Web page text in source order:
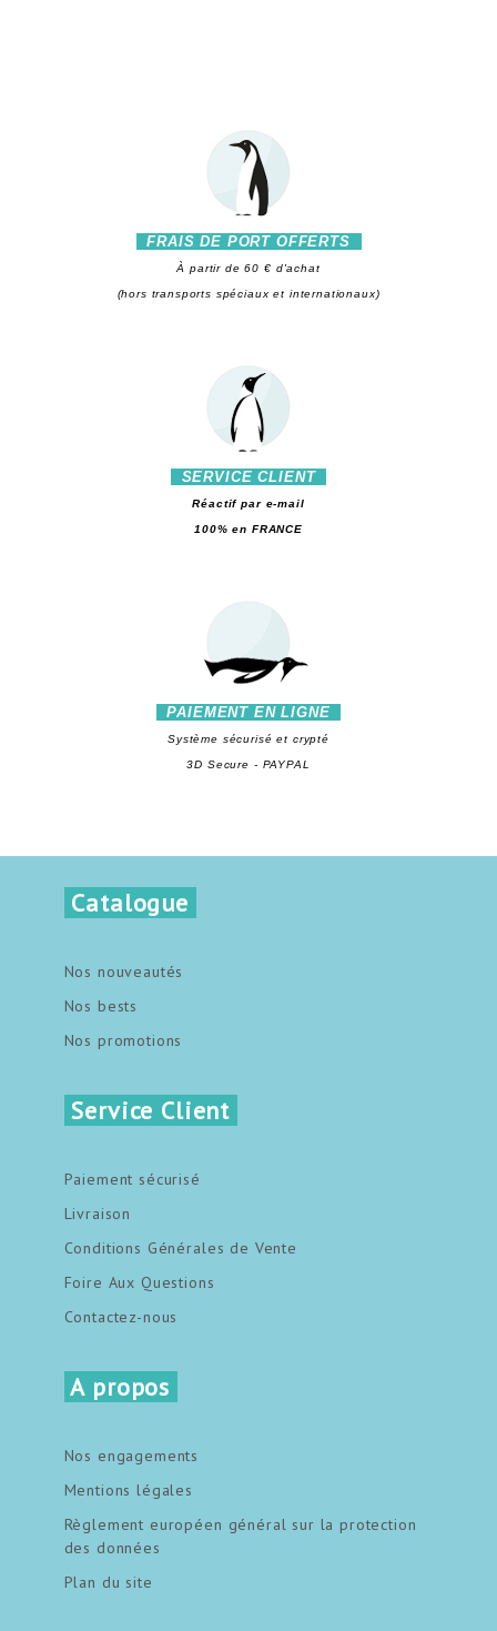
FRAIS DE PORT OFFERTS
À partir de 60 € d'achat
(hors transports spéciaux et internationaux)
SERVICE CLIENT
Réactif par e-mail
100% en FRANCE
PAIEMENT EN LIGNE
Système sécurisé et crypté
3D Secure - PAYPAL
Catalogue
Nos nouveautés
Nos bests
Nos promotions
Service Client
Paiement sécurisé
Livraison
Conditions Générales de Vente
Foire Aux Questions
Contactez-nous
A propos
Nos engagements
Mentions légales
Règlement européen général sur la protection
des données
Plan du site